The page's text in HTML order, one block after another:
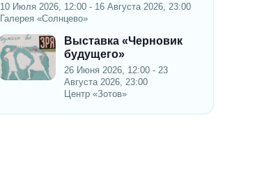
10 Июля 2026, 12:00 - 16 Августа 2026, 23:00
Галерея «Солнцево»
Выставка «Черновик
будущего»
26 Июня 2026, 12:00 - 23
Августа 2026, 23:00
Центр «Зотов»